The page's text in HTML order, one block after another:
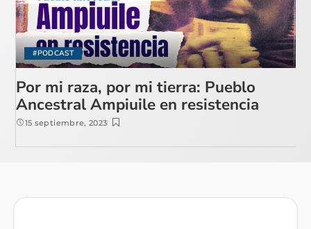
#PODCAST
Por mi raza, por mi tierra: Pueblo
Ancestral Ampiuile en resistencia
15 septiembre, 2023